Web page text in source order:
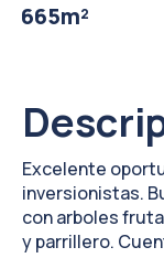
665m²
Excelente
inversionistas.
con arboles
y parrillero.